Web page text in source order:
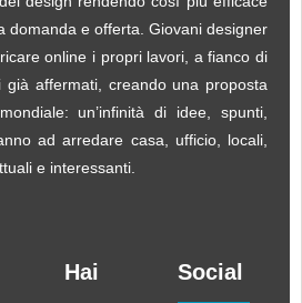
domanda e offerta. Giovani designer
online i propri lavori, a fianco di
già affermati, creando una proposta
un’infinità di idee, spunti,
ad arredare casa, ufficio, locali,
e interessanti.
Hai Social